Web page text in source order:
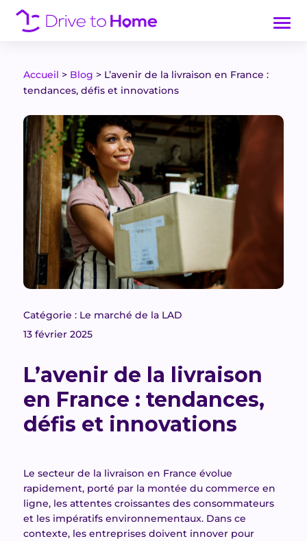
Accueil > Blog > L’avenir de la livraison en France :
tendances, défis et innovations
Catégorie : Le marché de la LAD
13 février 2025
L’avenir de la livraison
en France : tendances,
défis et innovations
Le secteur de la livraison en France évolue
rapidement, porté par la montée du commerce en
ligne, les attentes croissantes des consommateurs
et les impératifs environnementaux. Dans ce
contexte, les entreprises doivent innover pour